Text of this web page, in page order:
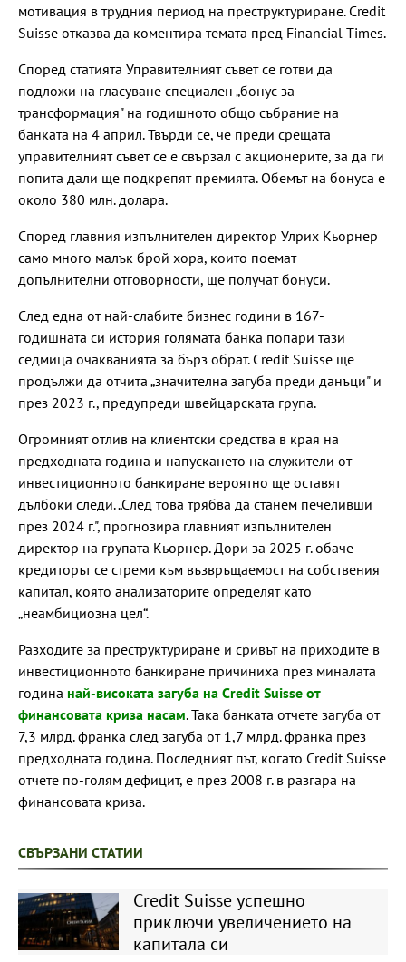
мотивация в трудния период на преструктуриране. Credit
Suisse отказва да коментира темата пред Financial Times.
Според статията Управителният съвет се готви да
подложи на гласуване специален „бонус за
трансформация" на годишното общо събрание на
банката на 4 април. Твърди се, че преди срещата
управителният съвет се е свързал с акционерите, за да ги
попита дали ще подкрепят премията. Обемът на бонуса е
около 380 млн. долара.
Според главния изпълнителен директор Улрих Кьорнер
само много малък брой хора, които поемат
допълнителни отговорности, ще получат бонуси.
След една от най-слабите бизнес години в 167-
годишната си история голямата банка попари тази
седмица очакванията за бърз обрат. Credit Suisse ще
продължи да отчита „значителна загуба преди данъци" и
през 2023 г., предупреди швейцарската група.
Огромният отлив на клиентски средства в края на
предходната година и напускането на служители от
инвестиционното банкиране вероятно ще оставят
дълбоки следи. „След това трябва да станем печеливши
през 2024 г.", прогнозира главният изпълнителен
директор на групата Кьорнер. Дори за 2025 г. обаче
кредиторът се стреми към възвръщаемост на собствения
капитал, която анализаторите определят като
„неамбициозна цел“.
Разходите за преструктуриране и сривът на приходите в
инвестиционното банкиране причиниха през миналата
година най-високата загуба на Credit Suisse от
финансовата криза насам. Така банката отчете загуба от
7,3 млрд. франка след загуба от 1,7 млрд. франка през
предходната година. Последният път, когато Credit Suisse
отчете по-голям дефицит, е през 2008 г. в разгара на
финансовата криза.
СВЪРЗАНИ СТАТИИ
Credit Suisse успешно
приключи увеличението на
капитала си